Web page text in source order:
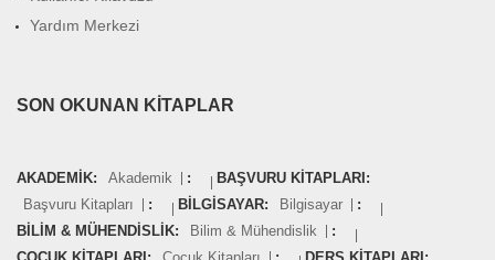
Yardım Merkezi
SON OKUNAN KITAPLAR
AKADEMIK: Akademik :
BAŞVURU KITAPLARI:
Başvuru Kitapları
: BILGISAYAR: Bilgisayar
:
BILIM & MÜHENDISLIK:
Bilim & Mühendislik
: